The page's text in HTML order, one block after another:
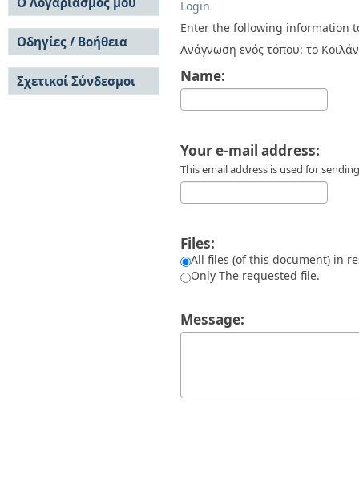
Login
Enter the following information
Ανάγνωση ενός τόπου: το
Name:
Your e-mail address:
This email address is used for
Files:
All files (of this document) in
Only The requested file.
Message:
Κοινότητες & Συλλογές
Ανά Ημερομηνία
Έκδοσης
Συγγραφείς
Τίτλοι
Θέματα
Σύνδεση
Εγγραφή
Οδηγίες / Βοήθεια
Οδηγίες Υποβολής
Οδηγίες Χρήσης ΙΑ
Συχνές Ερωτήσεις
Σχετικοί Σύνδεσμοι